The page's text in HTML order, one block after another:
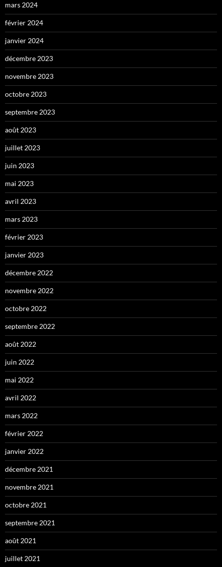
mars 2024
février 2024
janvier 2024
décembre 2023
novembre 2023
octobre 2023
septembre 2023
août 2023
juillet 2023
juin 2023
mai 2023
avril 2023
mars 2023
février 2023
janvier 2023
décembre 2022
novembre 2022
octobre 2022
septembre 2022
août 2022
juin 2022
mai 2022
avril 2022
mars 2022
février 2022
janvier 2022
décembre 2021
novembre 2021
octobre 2021
septembre 2021
août 2021
juillet 2021